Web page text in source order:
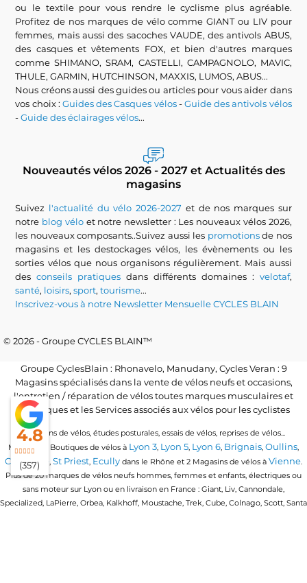
ou le textile pour vous rendre le cyclisme plus agréable.
Profitez de nos marques de vélo comme GIANT ou LIV pour
femmes, mais aussi des sacoches VAUDE, des antivols ABUS,
des casques et vêtements FOX, et bien d'autres marques
comme SHIMANO, SRAM, CASTELLI, CAMPAGNOLO, MAVIC,
THULE, GARMIN, HUTCHINSON, MAXXIS, LUMOS, ABUS...
Nous créons aussi des guides ou articles pour vous aider dans
vos choix :Guides des Casques vélos-Guide des antivols vélos
-Guide des éclairages vélos...
Nouveautés vélos 2026 - 2027 et Actualités des
magasins
Suivez l'actualité du vélo 2026-2027 et de nos marques sur
notre blog véloet notre newsletter : Les nouveaux vélos 2026,
les nouveaux composants..Suivez aussi les promotionsde nos
magasins et les destockages vélos, les évènements ou les
sorties vélos que nous organisons régulièrement. Mais aussi
desconseils pratiques dans différents domaines : velotaf,
santé, loisirs,sport,tourisme...
Inscrivez-vous à notre Newsletter Mensuelle CYCLES BLAIN
© 2026 - Groupe CYCLES BLAIN™
Groupe CyclesBlain : Rhonavelo, Manudany, Cycles Veran : 9
Magasins spécialisés dans la vente de vélos neufs et occasions,
l'entretien / réparation de vélos toutes marques musculaires et
électriques et les Services associés aux vélos pour les cyclistes
Locations de vélos, études posturales, essais de vélos, reprises de vélos...
Magasins / Boutiques de vélos à Lyon 3, Lyon 5, Lyon 6, Brignais, Oullins,
Craponne, St Priest, Ecully dans le Rhône et 2 Magasins de vélos à Vienne.
Plus de 20 marques de vélos neufs hommes, femmes et enfants, électriques ou
sans moteur sur Lyon ou en livraison en France : Giant, Liv, Cannondale,
Specialized, LaPierre, Orbea, Kalkhoff, Moustache, Trek, Cube, Colnago, Scott, Santa
4.8
(357)